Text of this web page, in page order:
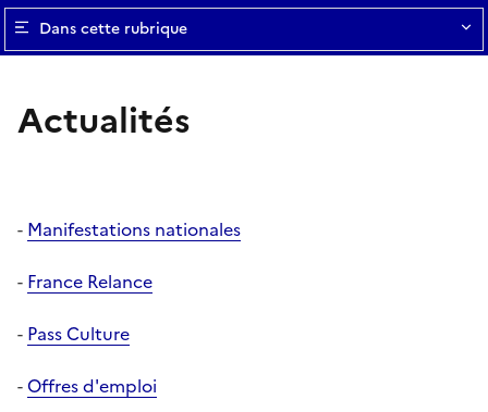
Dans cette rubrique
Actualités
- Manifestations nationales
- France Relance
- Pass Culture
-Offres d'emploi